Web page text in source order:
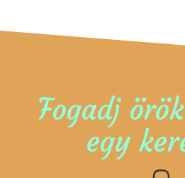
Fogadj
egy